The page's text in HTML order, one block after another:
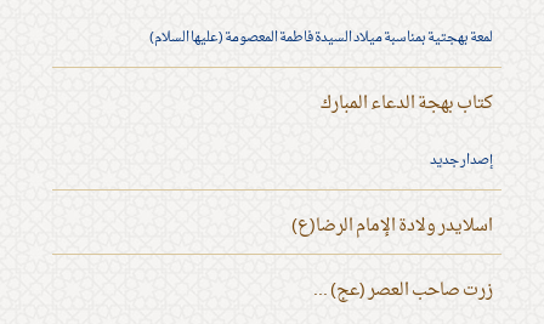
لمعة بهجتية بمناسبة ميلاد السيدة فاطمة المعصومة (عليها السلام)
كتاب بهجة الدعاء المبارك
إصدار جديد
اسلايدر ولادة الإمام الرضا(ع)
زرت صاحب العصر (عج) ...